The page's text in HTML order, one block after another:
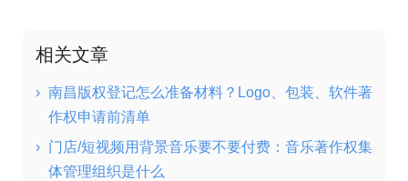
相关文章
› 南昌版权登记怎么准备材料？Logo、包装、软件著
作权申请前清单
› 门店/短视频用背景音乐要不要付费：音乐著作权集
体管理组织是什么